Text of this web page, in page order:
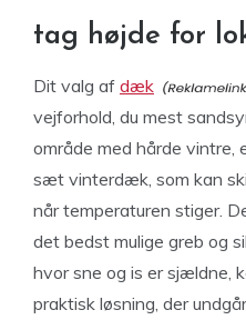
tag højde for
Dit valg af dæk
vejforhold, du mest
område med hårde
sæt vinterdæk, som kan
når temperaturen stiger.
det bedst mulige greb og
hvor sne og is er sjældne,
praktisk løsning, der